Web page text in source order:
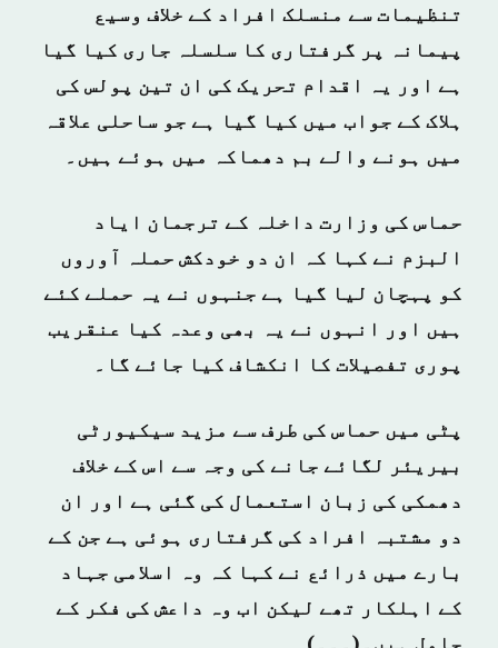
تنظیمات سے منسلک افراد کے خلاف وسیع
پیمانہ پر گرفتاری کا سلسلہ جاری کیا گیا
ہے اور یہ اقدام تحریک کی ان تین پولس کی
ہلاک کے جواب میں کیا گیا ہے جو ساحلی علاقہ
میں ہونے والے بم دھماکہ میں ہوئے ہیں۔
حماس کی وزارت داخلہ کے ترجمان ایاد
البزم نے کہا کہ ان دو خودکش حملہ آوروں
کو پہچان لیا گیا ہے جنہوں نے یہ حملے کئے
ہیں اور انہوں نے یہ بھی وعدہ کیا عنقریب
پوری تفصیلات کا انکشاف کیا جائے گا۔
پٹی میں حماس کی طرف سے مزید سیکیورٹی
بیریئر لگائے جانے کی وجہ سے اس کے خلاف
دھمکی کی زبان استعمال کی گئی ہے اور ان
دو مشتبہ افراد کی گرفتاری ہوئی ہے جن کے
بارے میں ذرائع نے کہا کہ وہ اسلامی جہاد
کے اہلکار تھے لیکن اب وہ داعش کی فکر کے